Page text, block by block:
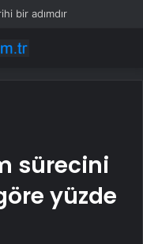
bir adımdır
sürecini
yüzde